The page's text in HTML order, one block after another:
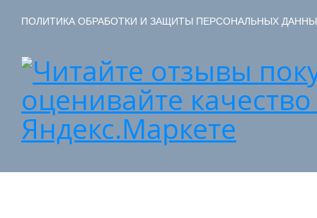
ПОЛИТИКА ОБРАБОТКИ И ЗАЩИТЫ ПЕРСОНАЛЬНЫХ